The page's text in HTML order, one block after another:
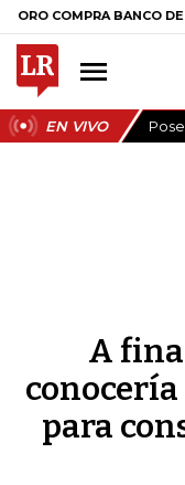
BANCO DE LA
EN VIVO
A
para